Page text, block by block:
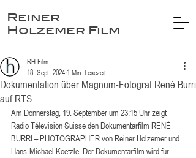
Reiner
Holzemer Film
Dokumentation über Magnum-Fotograf René Burri
auf RTS
RH Film
18. Sept. 2024 1 Min. Lesezeit
Am Donnerstag, 19. September um 23:15 Uhr zeigt
Radio Télevision Suisse den Dokumentarfilm RENÉ
BURRI – PHOTOGRAPHER von Reiner Holzemer und
Hans-Michael Koetzle. Der Dokumentarfilm wird für